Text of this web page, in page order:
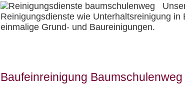
Reinigungsdienste wie Unterhaltsreinigung
einmalige Grund- und Baureinigungen.
Baufeinreinigung Baumschulenweg